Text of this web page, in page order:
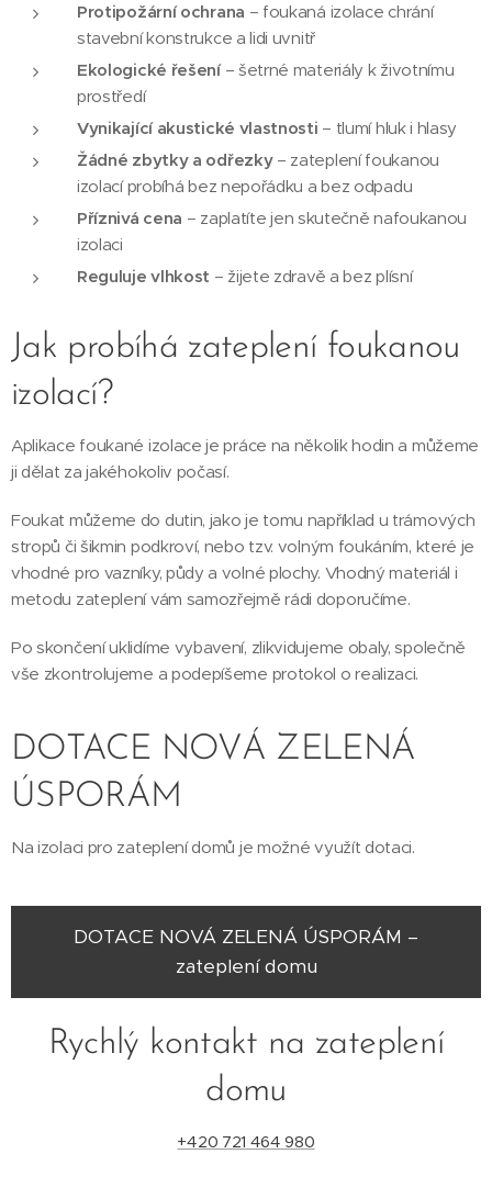
Protipožární ochrana – foukaná izolace chrání
stavební konstrukce a lidi uvnitř
Ekologické řešení– šetrné materiály k životnímu
prostředí
Vynikající akustické vlastnosti – tlumí hluk i hlasy
Žádné zbytky a odřezky– zateplení foukanou
izolací probíhá bez nepořádku a bez odpadu
Příznivá cena – zaplatíte jen skutečně nafoukanou
izolaci
Reguluje vlhkost – žijete zdravě a bez plísní
Jak probíhá zateplení foukanou
izolací?
Aplikace foukané izolace je práce na několik hodin a můžeme
ji dělat za jakéhokoliv počasí.
Foukat můžeme do dutin, jako je tomu například u trámových
stropů či šikmin podkroví, nebo tzv. volným foukáním, které je
vhodné pro vazníky, půdy a volné plochy. Vhodný materiál i
metodu zateplení vám samozřejmě rádi doporučíme.
Po skončení uklidíme vybavení, zlikvidujeme obaly, společně
vše zkontrolujeme a podepíšeme protokol o realizaci.
DOTACE NOVÁ ZELENÁ
ÚSPORÁM
Na izolaci pro zateplení domů je možné využít dotaci.
DOTACE NOVÁ ZELENÁ ÚSPORÁM –
zateplení domu
Rychlý kontakt na zateplení
domu
+420 721 464 980